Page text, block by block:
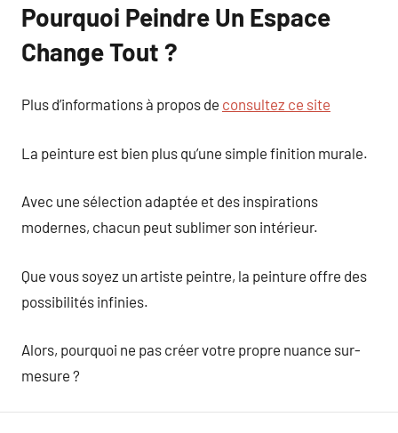
Pourquoi Peindre Un Espace
Change Tout ?
Plus d’informations à propos de consultez ce site
La peinture est bien plus qu’une simple finition murale.
Avec une sélection adaptée et des inspirations
modernes, chacun peut sublimer son intérieur.
Que vous soyez un artiste peintre, la peinture offre des
possibilités infinies.
Alors, pourquoi ne pas créer votre propre nuance sur-
mesure ?